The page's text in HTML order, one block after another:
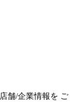
店舗/企業情報を ご